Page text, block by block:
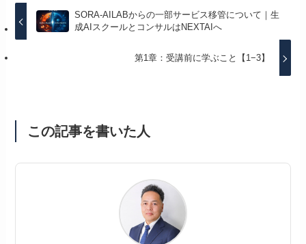
SORA-AILABからの一部サービス移管について｜生
成AIスクールとコンサルはNEXTAIへ
第1章：受講前に学ぶこと【1−3】
この記事を書いた人